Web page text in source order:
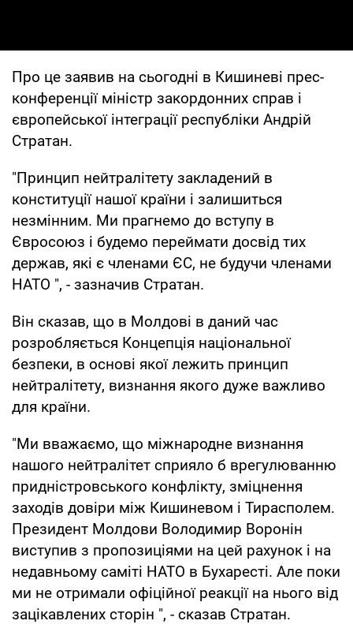
Про це заявив на сьогодні в Кишиневі прес-
конференції міністр закордонних справ і
європейської інтеграції республіки Андрій
Стратан.
"Принцип нейтралітету закладений в
конституції нашої країни і залишиться
незмінним. Ми прагнемо до вступу в
Євросоюз і будемо переймати досвід тих
держав, які є членами ЄС, не будучи членами
НАТО ", - зазначив Стратан.
Він сказав, що в Молдові в даний час
розробляється Концепція національної
безпеки, в основі якої лежить принцип
нейтралітету, визнання якого дуже важливо
для країни.
"Ми вважаємо, що міжнародне визнання
нашого нейтралітет сприяло б врегулюванню
придністровського конфлікту, зміцнення
заходів довіри між Кишиневом і Тирасполем.
Президент Молдови Володимир Воронін
виступив з пропозиціями на цей рахунок і на
недавньому саміті НАТО в Бухаресті. Але поки
ми не отримали офіційної реакції на нього від
зацікавлених сторін ", - сказав Стратан.